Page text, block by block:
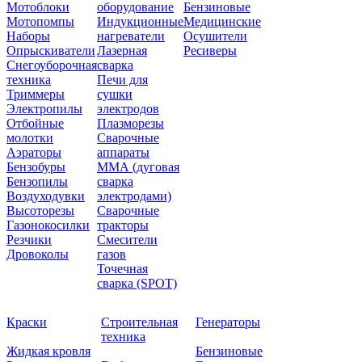
Мотоблоки
Мотопомпы
Наборы
Опрыскиватели
Снегоуборочная
техника
Триммеры
Электропилы
Отбойные
молотки
Аэраторы
Бензобуры
Бензопилы
Воздуходувки
Высоторезы
Газонокосилки
Резчики
Дровоколы
оборудование
Индукционные
нагреватели
Лазерная
сварка
Печи для
сушки
электродов
Плазморезы
Сварочные
аппараты
ММА (дуговая
сварка
электродами)
Сварочные
тракторы
Смесители
газов
Точечная
сварка (SPOT)
Бензиновые
Медицинские
Осушители
Ресиверы
Краски
Жидкая кровля
Строительная
техника
Генераторы
Бензиновые